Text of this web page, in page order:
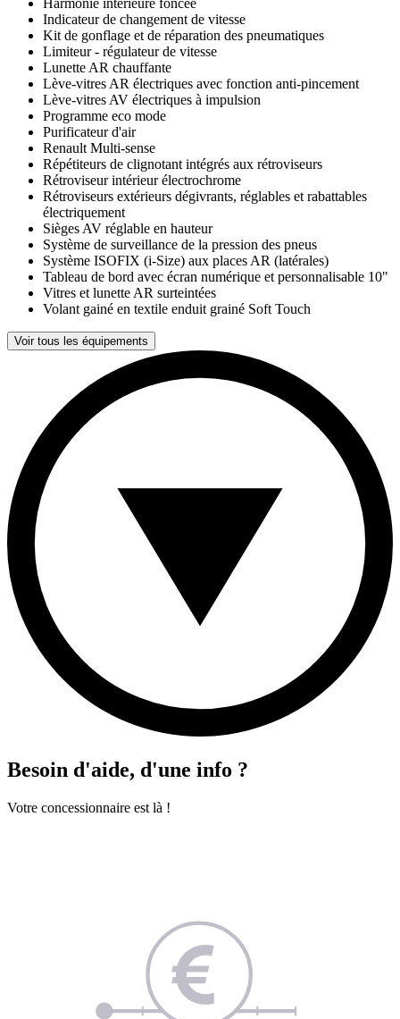
Indicateur de changement de vitesse
Kit de gonflage et de réparation des pneumatiques
Limiteur - régulateur de vitesse
Lunette AR chauffante
Lève-vitres AR électriques avec fonction anti-pincement
Lève-vitres AV électriques à impulsion
Programme eco mode
Purificateur d'air
Renault Multi-sense
Répétiteurs de clignotant intégrés aux rétroviseurs
Rétroviseur intérieur électrochrome
Rétroviseurs extérieurs dégivrants, réglables et rabattables
électriquement
Sièges AV réglable en hauteur
Système de surveillance de la pression des pneus
Système ISOFIX (i-Size) aux places AR (latérales)
Tableau de bord avec écran numérique et personnalisable 10"
Vitres et lunette AR surteintées
Volant gainé en textile enduit grainé Soft Touch
Voir tous les équipements
Besoin d'aide, d'une info ?
Votre concessionnaire est là !